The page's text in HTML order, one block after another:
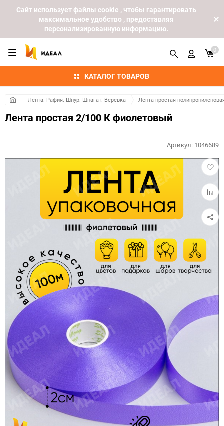
Cайт использует файлы cookie , чтобы гарантировать
максимальное удобство , предоставляя
персонализированную информацию.
КАТАЛОГ ТОВАРОВ
0
Лента. Рафия. Шнур. Шпагат. Веревка Лента простая
Лента простая 2/100 К фиолетовый
в
к
Артикул: 1046689